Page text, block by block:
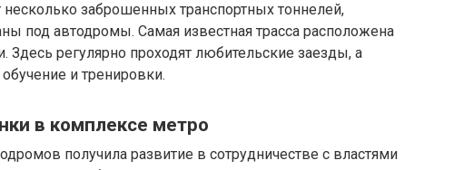
заброшенных транспортных тоннелей,
под автодромы. Самая известная трасса расположена
регулярно проходят любительские заезды, а
и тренировки.
в комплексе метро
получила развитие в сотрудничестве с властями